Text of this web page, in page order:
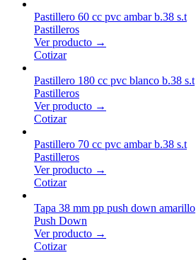
Pastillero 60 cc pvc ambar b.38 s.t
Pastilleros
Ver producto →
Cotizar
Pastillero 180 cc pvc blanco b.38 s.t
Pastilleros
Ver producto →
Cotizar
Pastillero 70 cc pvc ambar b.38 s.t
Pastilleros
Ver producto →
Cotizar
Tapa 38 mm pp push down amarillo
Push Down
Ver producto →
Cotizar